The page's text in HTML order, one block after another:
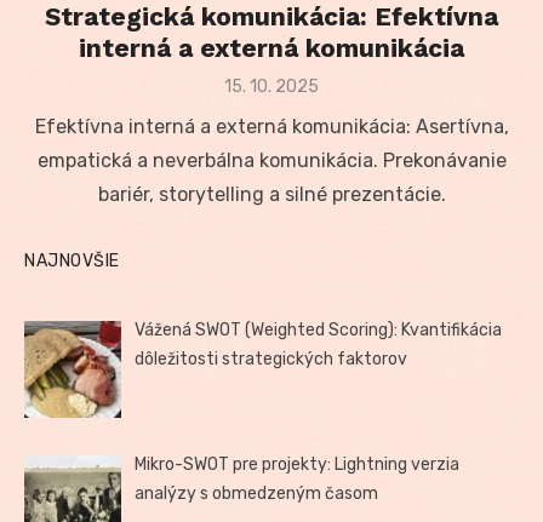
Strategická komunikácia: Efektívna
interná a externá komunikácia
Posted
15. 10. 2025
Efektívna interná a externá komunikácia: Asertívna,
empatická a neverbálna komunikácia. Prekonávanie
bariér, storytelling a silné prezentácie.
NAJNOVŠIE
Vážená SWOT (Weighted Scoring): Kvantifikácia
dôležitosti strategických faktorov
Mikro-SWOT pre projekty: Lightning verzia
analýzy s obmedzeným časom